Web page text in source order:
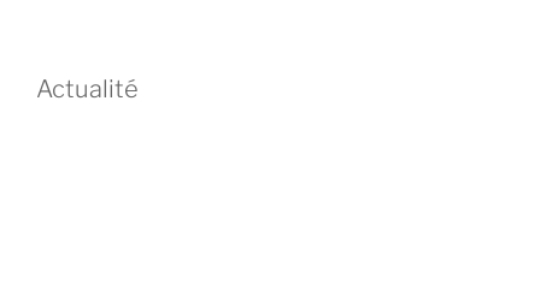
Actualité